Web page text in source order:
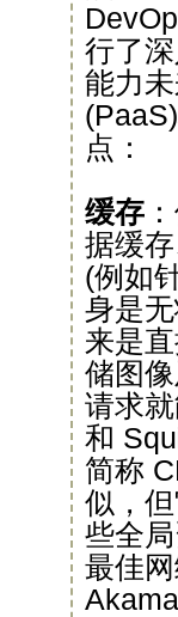
行了
能力
点：
缓存
据缓
(例如
身是
来是
储图
请求
和
简称
似，
些全
最佳